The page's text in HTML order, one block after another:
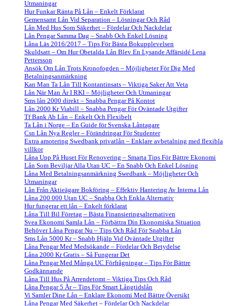
Utmaningar
Hur Funkar Ränta På Lån – Enkelt Förklarat
Gemensamt Lån Vid Separation – Lösningar Och Råd
Lån Med Hus Som Säkerhet – Fördelar Och Nackdelar
Lån Pengar Samma Dag – Snabb Och Enkel Lösning
Låna Läs 2016/2017 – Tips För Bästa Bokupplevelsen
Skuldsatt – Om Hur Obetalda Lån Blev En Lysande Affärsidé Lena
Pettersson
Ansök Om Lån Trots Kronofogden – Möjligheter För Dig Med
Betalningsanmärkning
Kan Man Ta Lån Till Kontantinsats – Viktiga Saker Att Veta
Lån När Man Är I RKI – Möjligheter Och Utmaningar
Sms lån 2000 direkt – Snabba Pengar På Kontot
Lån 2000 Kr Viabill – Snabba Pengar För Oväntade Utgifter
Tf Bank Ab Lån – Enkelt Och Flexibelt
Ta Lån i Norge – En Guide för Svenska Låntagare
Csn Lån Nya Regler – Förändringar För Studenter
Extra amotering Swedbank privatlån – Enklare avbetalning med flexibla
villkor
Låna Upp På Huset För Renovering – Smarta Tips För Bättre Ekonomi
Lån Som Beviljar Alla Utan UC – En Snabb Och Enkel Lösning
Låna Med Betalningsanmärkning Swedbank – Möjligheter Och
Utmaningar
Lån Från Aktieägare Bokföring – Effektiv Hantering Av Interna Lån
Låna 200 000 Utan UC – Snabba Och Enkla Alternativ
Hur fungerar ett lån – Enkelt förklarat
Låna Till Bil Företag – Bästa Finansieringsalternativen
Svea Ekonomi Samla Lån – Förbättra Din Ekonomiska Situation
Behöver Låna Pengar Nu – Tips Och Råd För Snabba Lån
Sms Lån 5000 Kr – Snabb Hjälp Vid Oväntade Utgifter
Låna Pengar Med Medsökande – Fördelar Och Betydelse
Låna 2000 Kr Gratis – Så Fungerar Det
Låna Pengar Med Många UC Förfrågningar – Tips För Bättre
Godkännande
Låna Till Hus På Arrendetomt – Viktiga Tips Och Råd
Låna Pengar 5 År – Tips För Smart Långtidslån
Vi Samler Dine Lån – Enklare Ekonomi Med Bättre Översikt
Låna Pengar Med Säkerhet – Fördelar Och Nackdelar